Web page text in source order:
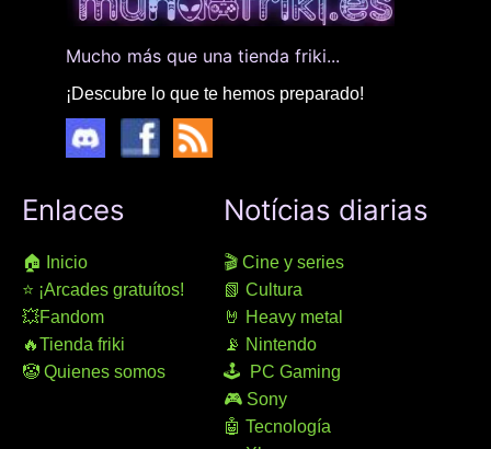
Mucho más que una tienda friki...
¡Descubre lo que te hemos preparado!
Enlaces
🏠 Inicio
⭐ ¡Arcades gratuítos!
💥Fandom
🔥Tienda friki
🤡 Quienes somos
Notícias diarias
🎬 Cine y series
📗 Cultura
🤘 Heavy metal
📡 Nintendo
🕹 PC Gaming
🎮 Sony
🤖 Tecnología